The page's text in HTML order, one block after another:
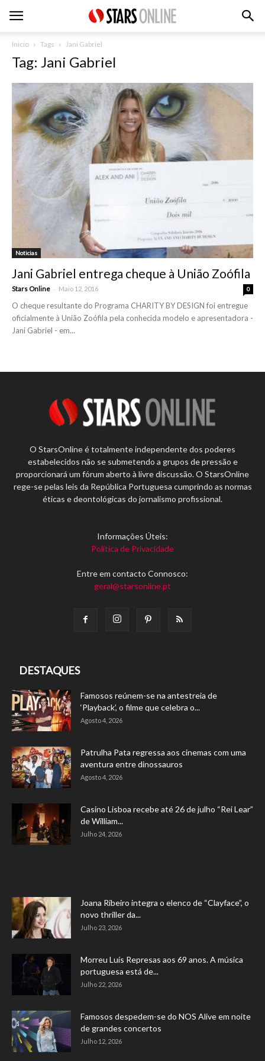
Inicio Tags Jani Gabriel
Tag: Jani Gabriel
Noticias
Jani Gabriel entrega cheque à União Zoófila
Stars Online - Maio 12, 2016 0
O cheque resultante do Programa CHARITY BY DESIGN foi entregue
oficialmente à União Zoófila pela conhecida modelo e apresentadora -
Jani Gabriel - em...
O StarsOnline é totalmente independente dos poderes
estabelecidos não se submetendo a grupos de pressão e
proporcionará um fórum aberto à livre discussão. O StarsOnline
rege-se pelas leis da República Portuguesa cumprindo as normas
éticas e deontológicas do jornalismo profissional.
Informações Úteis:
Política de Privacidade
Entre em contacto Connosco:
geral@starsonline.pt
DESTAQUES
Famosos reúnem-se na antestreia de
‘Playback’, o filme que celebra o...
Agosto 4, 2026
Patrulha Pata regressa aos cinemas com uma
aventura entre dinossauros
Agosto 4, 2026
Casino Lisboa recebe até 26 de julho “Rei Lear”
de William...
Julho 24, 2026
Joana Ribeiro integra o elenco de “Clayface”, o
novo thriller da...
Julho 23, 2026
Morreu Luís Represas aos 69 anos. A música
portuguesa está de...
Julho 22, 2026
Famosos despedem-se do NOS Alive em noite
de grandes concertos
Julho 12, 2026